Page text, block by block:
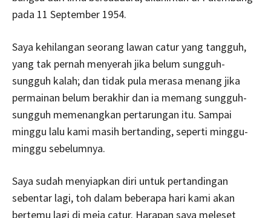
pada 11 September 1954.
Saya kehilangan seorang lawan catur yang tangguh,
yang tak pernah menyerah jika belum sungguh-
sungguh kalah; dan tidak pula merasa menang jika
permainan belum berakhir dan ia memang sungguh-
sungguh memenangkan pertarungan itu. Sampai
minggu lalu kami masih bertanding, seperti minggu-
minggu sebelumnya.
Saya sudah menyiapkan diri untuk pertandingan
sebentar lagi, toh dalam beberapa hari kami akan
bertemu lagi di meja catur. Harapan saya meleset